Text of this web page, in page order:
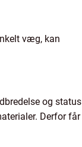
væg, kan
og status
Derfor får